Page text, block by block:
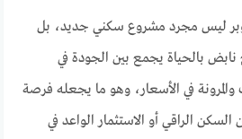
ليس مجرد مشروع سكني جديد، بل
بالحياة يجمع بين الجودة في
والمرونة في الأسعار، وهو ما يجعله فرصة
الراقي أو الاستثمار الواعد في